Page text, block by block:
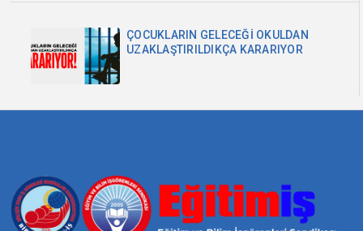
ÇOCUKLARIN GELECEĞİ OKULDAN
UZAKLAŞTIRILDIKÇA KARARIYOR